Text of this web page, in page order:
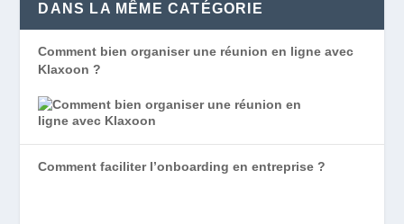
DANS LA MÊME CATÉGORIE
Comment bien organiser une réunion en ligne avec
Klaxoon ?
Comment faciliter l’onboarding en entreprise ?